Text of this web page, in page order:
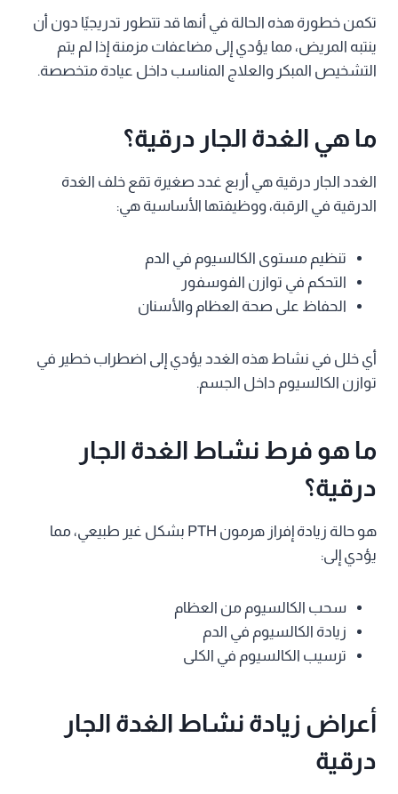
تكمن خطورة هذه الحالة في أنها قد تتطور تدريجيًا دون أن
ينتبه المريض، مما يؤدي إلى مضاعفات مزمنة إذا لم يتم
التشخيص المبكر والعلاج المناسب داخل عيادة متخصصة.
ما هي الغدة الجار درقية؟
الغدد الجار درقية هي أربع غدد صغيرة تقع خلف الغدة
الدرقية في الرقبة، ووظيفتها الأساسية هي:
تنظيم مستوى الكالسيوم في الدم
التحكم في توازن الفوسفور
الحفاظ على صحة العظام والأسنان
أي خلل في نشاط هذه الغدد يؤدي إلى اضطراب خطير في
توازن الكالسيوم داخل الجسم.
ما هو فرط نشاط الغدة الجار
درقية؟
هو حالة زيادة إفراز هرمون PTH بشكل غير طبيعي، مما
يؤدي إلى:
سحب الكالسيوم من العظام
زيادة الكالسيوم في الدم
ترسيب الكالسيوم في الكلى
أعراض زيادة نشاط الغدة الجار
درقية